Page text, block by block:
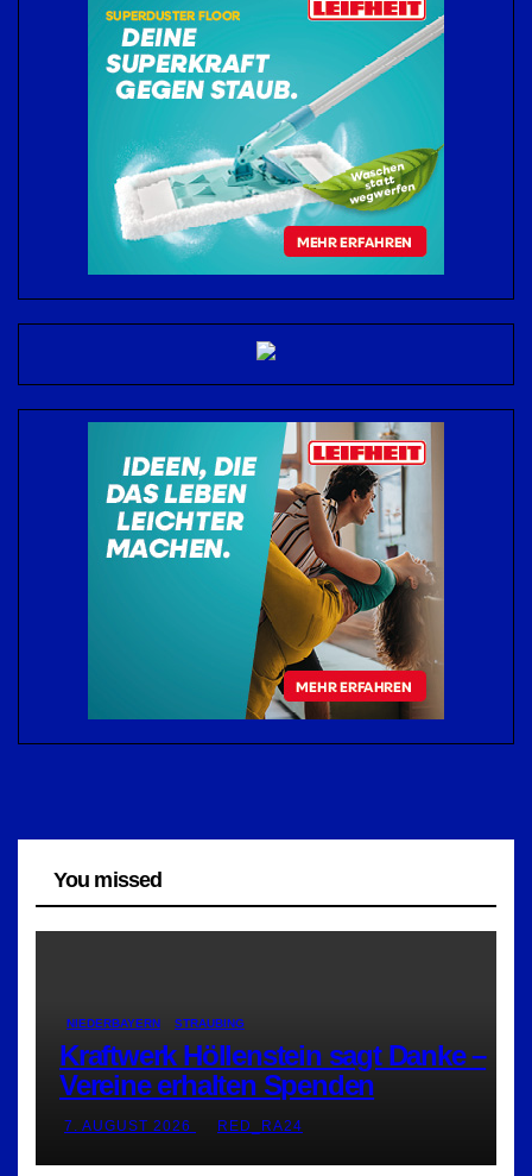
You missed
NIEDERBAYERN STRAUBING
Kraftwerk Höllenstein sagt Danke –
Vereine erhalten Spenden
7. AUGUST 2026 RED_RA24